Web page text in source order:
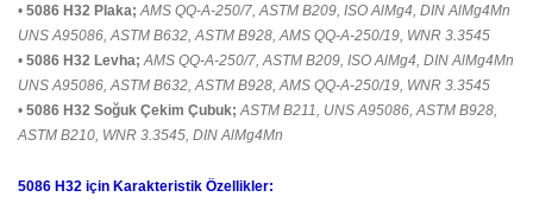
• 5086 H32 Plaka;AMS QQ-A-250/7, ASTM B209, ISO AlMg4, DIN AlMg4Mn
UNS A95086, ASTM B632, ASTM B928, AMS QQ-A-250/19, WNR 3.3545
• 5086 H32 Levha;AMS QQ-A-250/7, ASTM B209, ISO AlMg4, DIN AlMg4Mn
UNS A95086, ASTM B632, ASTM B928, AMS QQ-A-250/19, WNR 3.3545
• 5086 H32 Soğuk Çekim Çubuk; ASTM B211, UNS A95086, ASTM B928,
ASTM B210, WNR 3.3545, DIN AlMg4Mn
5086 H32 için Karakteristik Özellikler: